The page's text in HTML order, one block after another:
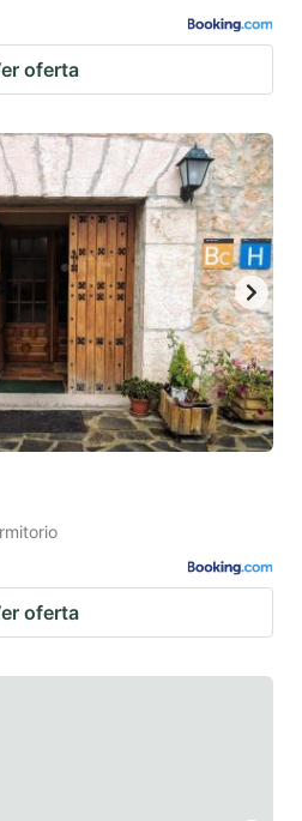
oferta
oferta